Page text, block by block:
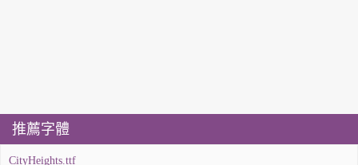
推薦字體
CityHeights.ttf